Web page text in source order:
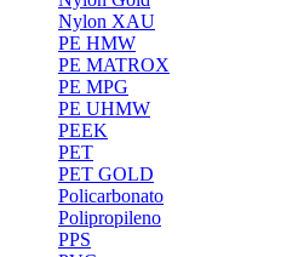
Nylon XAU
PE HMW
PE MATROX
PE MPG
PE UHMW
PEEK
PET
PET GOLD
Policarbonato
Polipropileno
PPS